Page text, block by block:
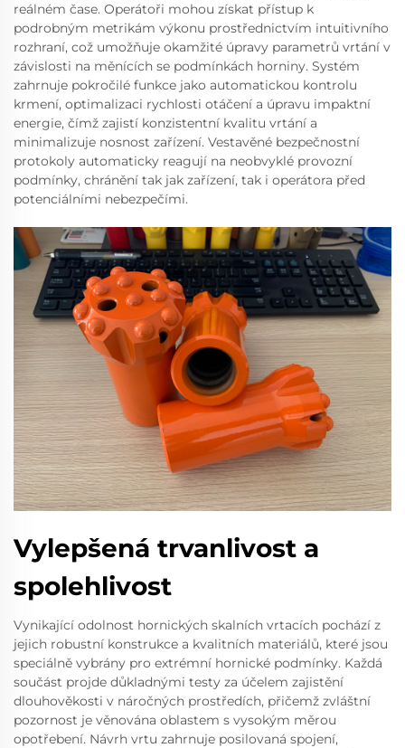
reálném čase. Operátoři mohou získat přístup k
podrobným metrikám výkonu prostřednictvím intuitivního
rozhraní, což umožňuje okamžité úpravy parametrů vrtání v
závislosti na měnících se podmínkách horniny. Systém
zahrnuje pokročilé funkce jako automatickou kontrolu
krmení, optimalizaci rychlosti otáčení a úpravu impaktní
energie, čímž zajistí konzistentní kvalitu vrtání a
minimalizuje nosnost zařízení. Vestavěné bezpečnostní
protokoly automaticky reagují na neobvyklé provozní
podmínky, chránění tak jak zařízení, tak i operátora před
potenciálními nebezpečími.
Vylepšená trvanlivost a
spolehlivost
Vynikající odolnost hornických skalních vrtacích pochází z
jejich robustní konstrukce a kvalitních materiálů, které jsou
speciálně vybrány pro extrémní hornické podmínky. Každá
součást projde důkladnými testy za účelem zajistění
dlouhověkosti v náročných prostředích, přičemž zvláštní
pozornost je věnována oblastem s vysokým měrou
opotřebení. Návrh vrtu zahrnuje posilovaná spojení,